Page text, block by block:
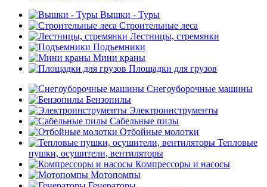
Вышки - Туры
Строительные леса
Лестницы, стремянки
Подъемники
Мини краны
Площадки для грузов
Снегоуборочные машины
Бензопилы
Электроинструменты
Сабельные пилы
Отбойные молотки
Тепловые
пушки, осушители, вентиляторы
Компрессоры и насосы
Мотопомпы